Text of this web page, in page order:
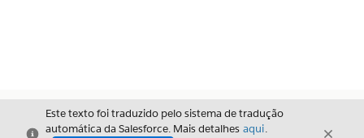
Fechar
Este texto foi traduzido pelo sistema de tradução
automática da Salesforce. Mais detalhes aqui.